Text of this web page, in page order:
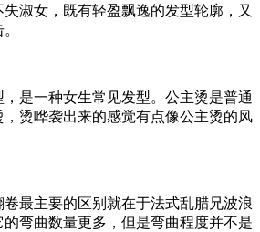
淑女，既有轻盈飘逸的发型轮廓，又
是一种女生常见发型。公主烫是普通
烫哗袭出来的感觉有点像公主烫的风
最主要的区别就在于法式乱腊兄波浪
弯曲数量更多，但是弯曲程度并不是